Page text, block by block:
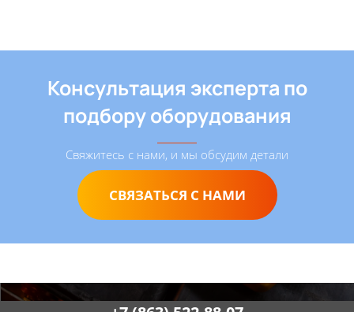
Консультация эксперта по
подбору оборудования
Свяжитесь с нами, и мы обсудим детали
СВЯЗАТЬСЯ С НАМИ